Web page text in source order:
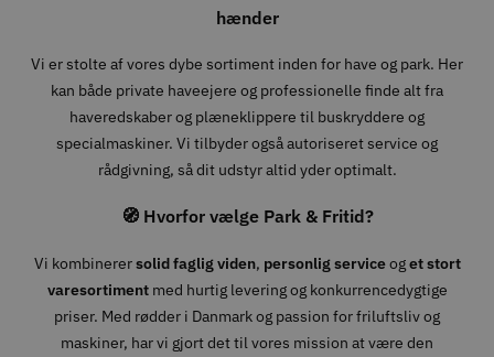
hænder
Vi er stolte af vores dybe sortiment inden for have og park. Her
kan både private haveejere og professionelle finde alt fra
haveredskaber og plæneklippere til buskryddere og
specialmaskiner. Vi tilbyder også autoriseret service og
rådgivning, så dit udstyr altid yder optimalt.
🧭 Hvorfor vælge Park & Fritid?
Vi kombinerersolid faglig viden, personlig serviceoget stort
varesortimentmed hurtig levering og konkurrencedygtige
priser. Med rødder i Danmark og passion for friluftsliv og
maskiner, har vi gjort det til vores mission at være den